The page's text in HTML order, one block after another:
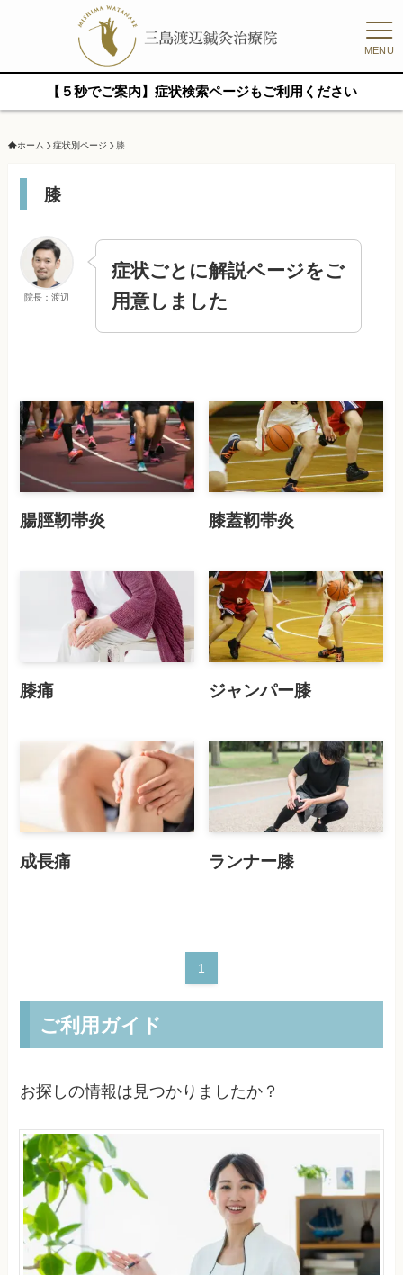
MENU
【５秒でご案内】症状検索ページもご利用ください
ホーム 症状別ページ 膝
膝
院長：渡辺
症状ごとに解説ページをご
用意しました
腸脛靭帯炎 膝蓋靭帯炎
膝痛 ジャンパー膝
成長痛 ランナー膝
1
ご利用ガイド
お探しの情報は見つかりましたか？